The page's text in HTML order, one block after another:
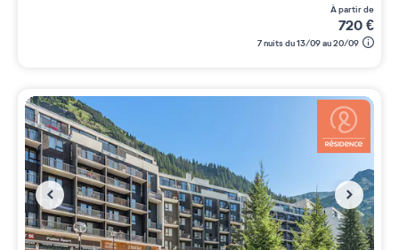
à partir de
720€
7 nuits du 13/09 au 20/09